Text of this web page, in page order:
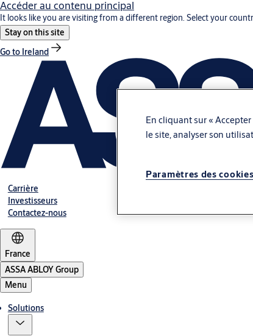
Accéder au contenu principal
It looks like you are visiting from a different region. Select your
Stay on this site
Go to Ireland
Carrière
Investisseurs
Contactez-nous
France
ASSA ABLOY Group
Menu
Solutions
En cliquant sur «
le site, analyser son
Paramètres des cookies